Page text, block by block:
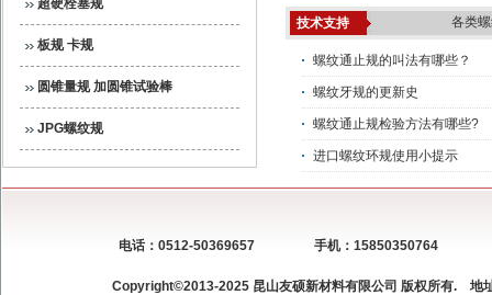
超硬栓塞规
板规 卡规
圆锥量规 加圆锥试验棒
JPG螺纹规
技术支持 各类
螺纹通止规的叫法有哪些？
螺纹牙规的更新史
螺纹通止规检验方法有哪些?
进口螺纹环规使用小提示
电话：0512-50369657 手机：15850350764
Copyright©2013-2025 昆山友硕新材料有限公司 版权所有. 地